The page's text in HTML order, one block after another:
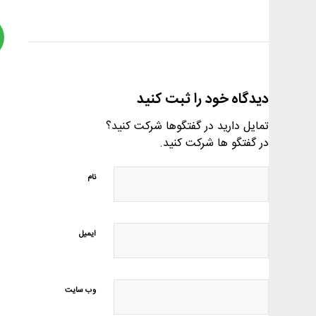
دیدگاه خود را ثبت کنید
تمایل دارید در گفتگوها شرکت کنید؟
در گفتگو ها شرکت کنید.
نام
ایمیل
وب‌ سایت